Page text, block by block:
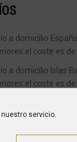
servicio.
a domicilio
el coste es de
a domicilio Islas
el coste es de
no